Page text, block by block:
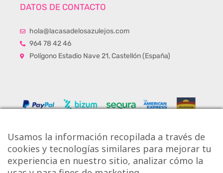
DATOS DE CONTACTO
hola@lacasadelosazulejos.com
964 78 42 46
Polígono Estadio Nave 21, Castellón (España)
Usamos la información recopilada a través de
cookies y tecnologías similares para mejorar tu
experiencia en nuestro sitio, analizar cómo la